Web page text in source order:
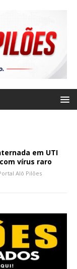
em UTI
vírus raro
Alô Pilões